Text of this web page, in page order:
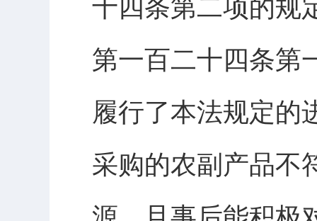
十四条第二项的规
第一百二十四条第
履行了本法规定的
采购的农副产品不